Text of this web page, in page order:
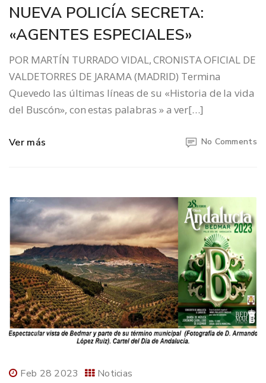
NUEVA POLICÍA SECRETA:
«AGENTES ESPECIALES»
POR MARTÍN TURRADO VIDAL, CRONISTA OFICIAL DE
VALDETORRES DE JARAMA (MADRID) Termina
Quevedo las últimas líneas de su «Historia de la vida
del Buscón», con estas palabras » a ver[…]
Ver más No Comments
Feb 28 2023 Noticias